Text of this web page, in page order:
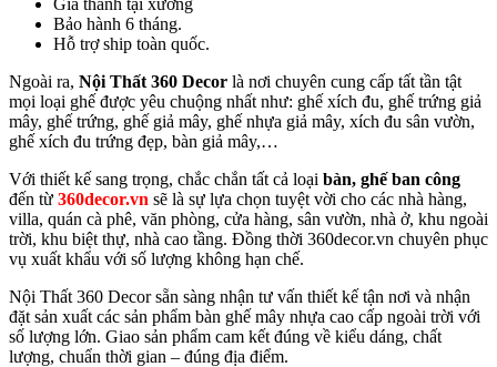
Bảo hành 6 tháng.
Hỗ trợ ship toàn quốc.
Ngoài ra, Nội Thất 360 Decor là nơi chuyên cung cấp tất tần tật
mọi loại ghế được yêu chuộng nhất như: ghế xích đu, ghế trứng giả
mây, ghế trứng, ghế giả mây, ghế nhựa giả mây, xích đu sân vườn,
ghế xích đu trứng đẹp, bàn giả mây,…
Với thiết kế sang trọng, chắc chắn tất cả loại bàn, ghế ban công
đến từ 360decor.vn sẽ là sự lựa chọn tuyệt vời cho các nhà hàng,
villa, quán cà phê, văn phòng, cửa hàng, sân vườn, nhà ở, khu ngoài
trời, khu biệt thự, nhà cao tầng. Đồng thời 360decor.vn chuyên phục
vụ xuất khẩu với số lượng không hạn chế.
Nội Thất 360 Decor sẵn sàng nhận tư vấn thiết kế tận nơi và nhận
đặt sản xuất các sản phẩm bàn ghế mây nhựa cao cấp ngoài trời với
số lượng lớn. Giao sản phẩm cam kết đúng về kiểu dáng, chất
lượng, chuẩn thời gian – đúng địa điểm.